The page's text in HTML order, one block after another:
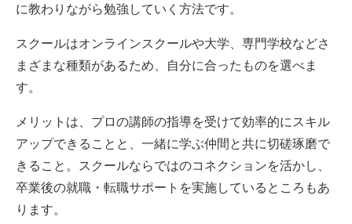
に教わりながら勉強していく方法です。
スクールはオンラインスクールや大学、専門学校などさ
まざまな種類があるため、自分に合ったものを選べま
す。
メリットは、プロの講師の指導を受けて効率的にスキル
アップできることと、一緒に学ぶ仲間と共に切磋琢磨で
きること。スクールならではのコネクションを活かし、
卒業後の就職・転職サポートを実施しているところもあ
ります。